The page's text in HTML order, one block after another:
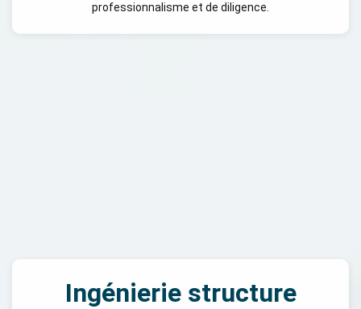
professionnalisme et de diligence.
Ingénierie structure